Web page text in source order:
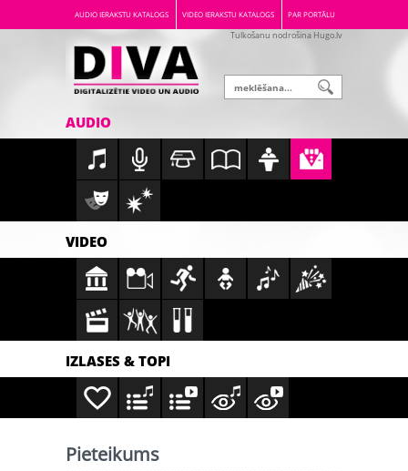
AUDIO IERAKSTU KATALOGS VIDEO IERAKSTU KATALOGS PAR PORTĀLU
Tulkošanu nodrošina Hugo.lv
AUDIO
VIDEO
IZLASES & TOPI
Pieteikums